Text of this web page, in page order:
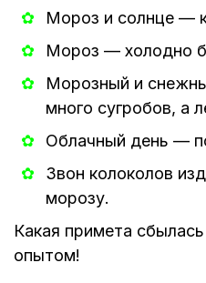
Мороз и солнце —
Мороз — холодно
Морозный и
много сугробов, а
Облачный день —
Звон колоколов
морозу.
Какая примета
опытом!